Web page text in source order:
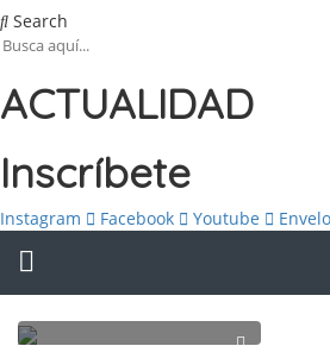
Search
ACTUALIDAD
Inscríbete
Instagram Facebook Youtube